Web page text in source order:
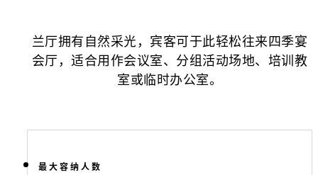
兰厅拥有自然采光，宾客可于此轻松往来四季宴
会厅，适合用作会议室、分组活动场地、培训教
室或临时办公室。
最大容纳人数